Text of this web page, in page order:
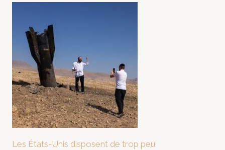
Les États-Unis disposent de trop peu